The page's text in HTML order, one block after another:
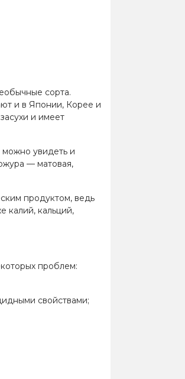
сорта.
и в Японии, Корее и
и имеет
можно увидеть и
— матовая,
продуктом, ведь
калий, кальций,
проблем:
свойствами;